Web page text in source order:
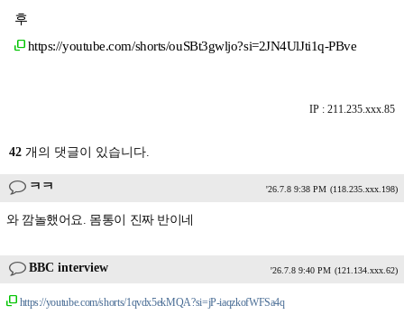
후
https://youtube.com/shorts/ouSBt3gwljo?si=2JN4UlJti1q-PBve
IP : 211.235.xxx.85
42 개의 댓글이 있습니다.
ㅋㅋ '26.7.8 9:38 PM (118.235.xxx.198)
와 깜놀했어요. 몸통이 진짜 반이네
BBC interview '26.7.8 9:40 PM (121.134.xxx.62)
https://youtube.com/shorts/1qvdx5ekMQA?si=jP-iaqzkofWFSa4q